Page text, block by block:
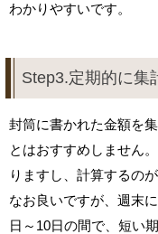
わかりやすいです。
Step3.定期的に集
封筒に書かれた金額を
とはおすすめしません
りますし、計算するの
なお良いですが、週末
日～10日の間で、短い